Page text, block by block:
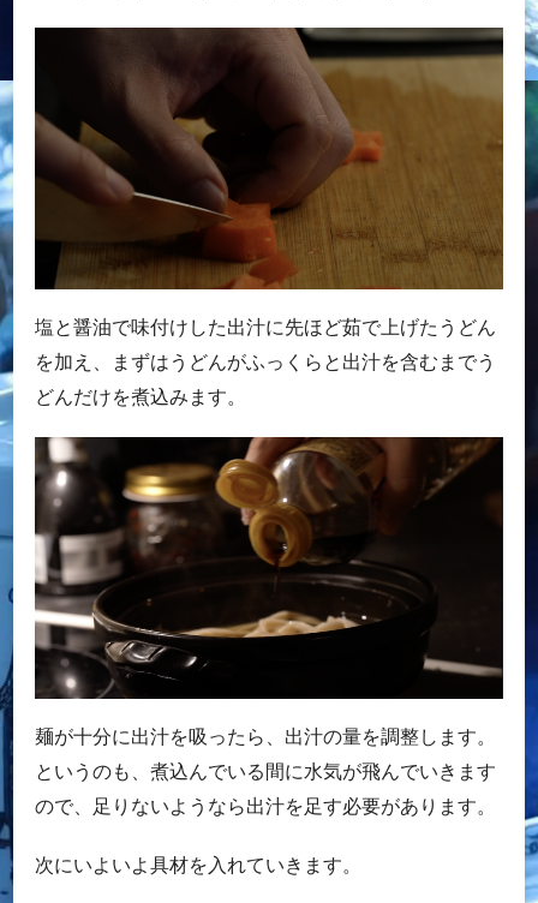
塩と醤油で味付けした出汁に先ほど茹で上げたうどん
を加え、まずはうどんがふっくらと出汁を含むまでう
どんだけを煮込みます。
麺が十分に出汁を吸ったら、出汁の量を調整します。
というのも、煮込んでいる間に水気が飛んでいきます
ので、足りないようなら出汁を足す必要があります。
次にいよいよ具材を入れていきます。